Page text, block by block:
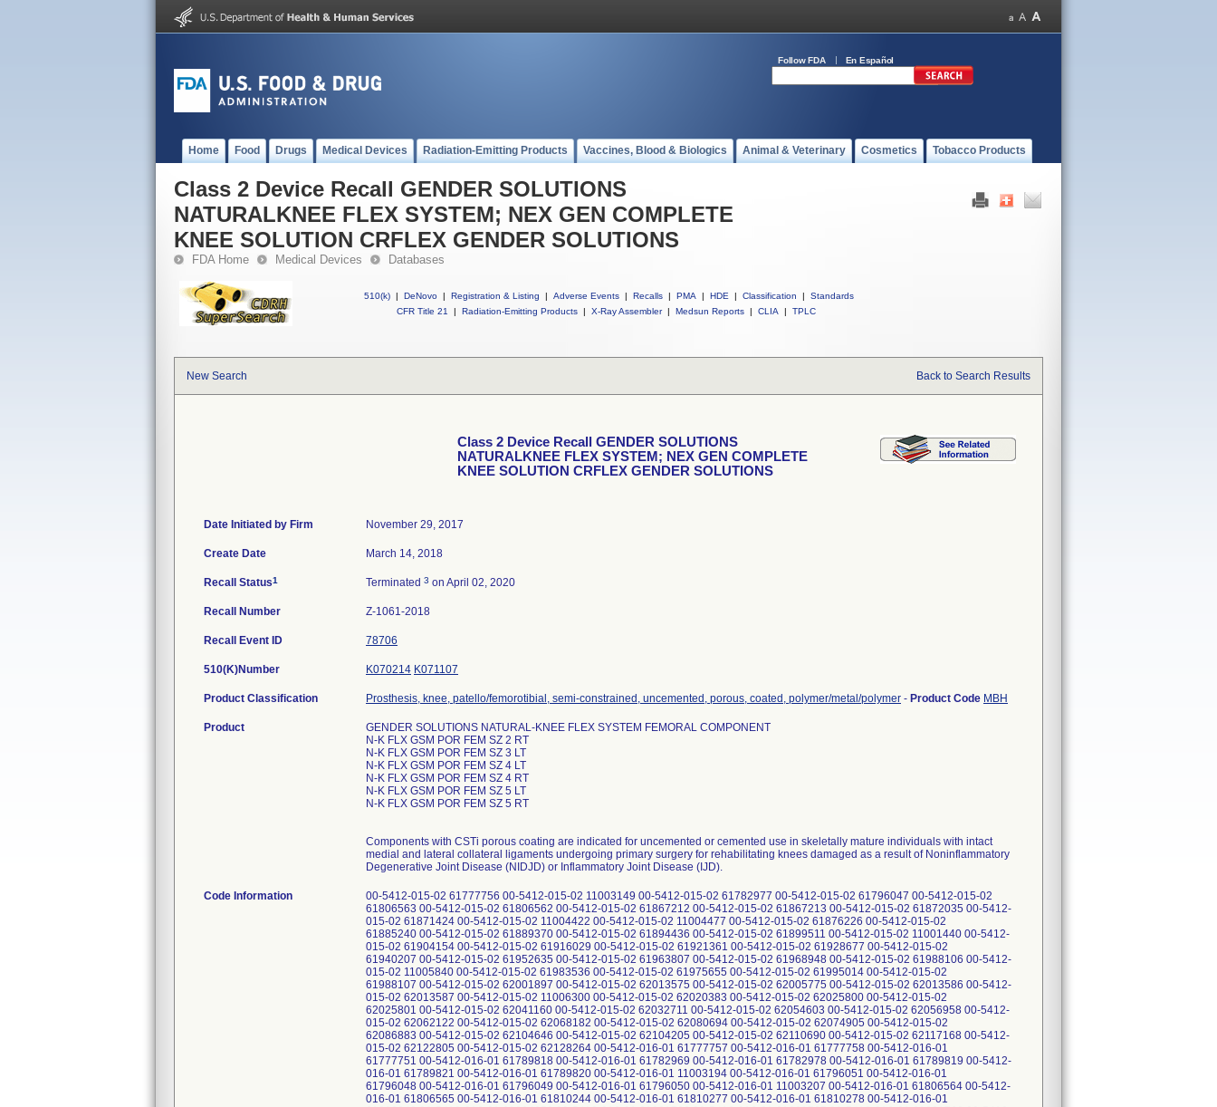
Follow FDA En Español
Home Food Drugs Medical Devices Radiation-Emitting Products Vaccines, Blood & Biologics Animal & Veterinary Cosmetics Tobacco Products
Class 2 Device Recall GENDER SOLUTIONS
NATURALKNEE FLEX SYSTEM; NEX GEN COMPLETE
KNEE SOLUTION CRFLEX GENDER SOLUTIONS
FDA Home Medical Devices Databases
510(k) | DeNovo | Registration & Listing | Adverse Events | Recalls | PMA | HDE | Classification |
Standards
CFR Title 21
| Radiation-Emitting Products | X-Ray Assembler | Medsun Reports | CLIA | TPLC
New Search Back to Search Results
Class 2 Device Recall GENDER SOLUTIONS
NATURALKNEE FLEX SYSTEM; NEX GEN COMPLETE
KNEE SOLUTION CRFLEX GENDER SOLUTIONS
Date Initiated by Firm November 29, 2017
Create Date March 14, 2018
Recall Status1 Terminated 3 on April 02, 2020
Recall Number Z-1061-2018
Recall Event ID 78706
510(K)Number K070214 K071107
Product Classification Prosthesis, knee, patello/femorotibial, semi-constrained, uncemented, porous, coated, polymer/metal/polymer - Product Code MBH
Product
GENDER SOLUTIONS NATURAL-KNEE FLEX SYSTEM FEMORAL COMPONENT
N-K FLX GSM POR FEM SZ 2 RT
N-K FLX GSM POR FEM SZ 3 LT
N-K FLX GSM POR FEM SZ 4 LT
N-K FLX GSM POR FEM SZ 4 RT
N-K FLX GSM POR FEM SZ 5 LT
N-K FLX GSM POR FEM SZ 5 RT
Components with CSTi porous coating are indicated for uncemented or cemented use in skeletally mature individuals with intact
medial and lateral collateral ligaments undergoing primary surgery for rehabilitating knees damaged as a result of Noninflammatory
Degenerative Joint Disease (NIDJD) or Inflammatory Joint Disease (IJD).
Code Information 00-5412-015-02 61777756 00-5412-015-02 11003149 00-5412-015-02 61782977 00-5412-015-02 61796047 00-5412-015-02 61806563 00-5412-015-02 61806562 00-5412-015-02 61867212 00-5412-015-02 61867213 00-5412-015-02 61872035 00-5412-015-02 61871424 00-5412-015-02 11004422 00-5412-015-02 11004477 00-5412-015-02 61876226 00-5412-015-02 61885240 00-5412-015-02 61889370 00-5412-015-02 61894436 00-5412-015-02 61899511 00-5412-015-02 11001440 00-5412-015-02 61904154 00-5412-015-02 61916029 00-5412-015-02 61921361 00-5412-015-02 61928677 00-5412-015-02 61940207 00-5412-015-02 61952635 00-5412-015-02 61963807 00-5412-015-02 61968948 00-5412-015-02 61988106 00-5412-015-02 11005840 00-5412-015-02 61983536 00-5412-015-02 61975655 00-5412-015-02 61995014 00-5412-015-02 61988107 00-5412-015-02 62001897 00-5412-015-02 62013575 00-5412-015-02 62005775 00-5412-015-02 62013586 00-5412-015-02 62013587 00-5412-015-02 11006300 00-5412-015-02 62020383 00-5412-015-02 62025800 00-5412-015-02 62025801 00-5412-015-02 62041160 00-5412-015-02 62032711 00-5412-015-02 62054603 00-5412-015-02 62056958 00-5412-015-02 62062122 00-5412-015-02 62068182 00-5412-015-02 62080694 00-5412-015-02 62074905 00-5412-015-02 62086883 00-5412-015-02 62104646 00-5412-015-02 62104205 00-5412-015-02 62110690 00-5412-015-02 62117168 00-5412-015-02 62122805 00-5412-015-02 62128264 00-5412-016-01 61777757 00-5412-016-01 61777758 00-5412-016-01 61777751 00-5412-016-01 61789818 00-5412-016-01 61782969 00-5412-016-01 61782978 00-5412-016-01 61789819 00-5412-016-01 61789821 00-5412-016-01 61789820 00-5412-016-01 11003194 00-5412-016-01 61796051 00-5412-016-01 61796048 00-5412-016-01 61796049 00-5412-016-01 61796050 00-5412-016-01 11003207 00-5412-016-01 61806564 00-5412-016-01 61806565 00-5412-016-01 61810244 00-5412-016-01 61810277 00-5412-016-01 61810278 00-5412-016-01 61822640 00-5412-016-01 61824650 00-5412-016-01 61831766 00-5412-016-01 61831767 00-5412-016-01 61831768 00-5412-016-01 61831769 00-5412-016-01 61837030 00-5412-016-01 61855584 00-5412-016-01 61858029 00-5412-016-01 61862203 00-5412-016-01 61862254 00-5412-016-01 11004099 00-5412-016-01 61867302 00-5412-016-01 61871426 00-5412-016-01 61871427 00-5412-016-01 61872036 00-5412-016-01 61876227 00-5412-016-01 61876228 00-5412-016-01 61885241 00-5412-016-01 61872037 00-5412-016-01 11004486 00-5412-016-01 11004488 00-5412-016-01 11004571 00-5412-016-01 11004569 00-5412-016-01 61885242 00-5412-016-01 61894438 00-5412-016-01 61889371 00-5412-016-01 61889372 00-5412-016-01 61889373 00-5412-016-01 61894437 00-5412-016-01 61904155 00-5412-016-01 61910532 00-5412-016-01 61899549 00-5412-016-01 61910533 00-5412-016-01 11004855 00-5412-016-01 61916030 00-5412-016-01 61910534 00-5412-016-01 61904156 00-5412-016-01 11004880 00-5412-016-01 11004921 00-5412-016-01 61921362 00-5412-016-01 61921363 00-5412-016-01 61928678 00-5412-016-01 61928679 00-5412-016-01 61933415 00-5412-016-01 61933416 00-5412-016-01 61936720 00-5412-016-01 11005190 00-5412-016-01 11005070 00-5412-016-01 61940208 00-5412-016-01 11005071 00-5412-016-01 61963809 00-5412-016-01 61950171 00-5412-016-01 61952636 00-5412-016-01 61952637 00-5412-016-01 61975656 00-5412-016-01 61958443 00-5412-016-01 61963808 00-5412-016-01 61975657 00-5412-016-01 61958444 00-5412-016-01 61983537 00-5412-016-01 61986587 00-5412-016-01 61988108 00-5412-016-01 61983538 00-5412-016-01 61968949 00-5412-016-01 11005766 00-5412-016-01 61968951 00-5412-016-01 61975660 00-5412-016-01 61975658 00-5412-016-01 61968950 00-5412-016-01 61975659 00-5412-016-01 61991994 00-5412-016-01 61995015 00-5412-016-01 61983550 00-5412-016-01 11005970 00-5412-016-01 61988109 00-5412-016-01 11005971 00-5412-016-01 61995017 00-5412-016-01 61991990 00-5412-016-01 61995016 00-5412-016-01 62001900 00-5412-016-01 62001901 00-5412-016-01 11006008 00-5412-016-01 62001898 00-5412-016-01 11006100 00-5412-016-01 62005777 00-5412-016-01 62005776 00-5412-016-01 62013577 00-5412-016-01 62013576 00-5412-016-01 62013589 00-5412-016-01 62001899 00-5412-016-01 11006234 00-5412-016-01 62013588 00-5412-016-01 62020384 00-5412-016-01 62020386 00-5412-016-01 62020385 00-5412-016-01 62020387 00-5412-016-01 62032712 00-5412-016-01 62032713 00-5412-016-01 11006309 00-5412-016-01 62041161 00-5412-016-01 62041162 00-5412-016-01 62041164 00-5412-016-01 62041163 00-5412-016-01 62046174 00-5412-016-01 62046173 00-5412-016-01 62054604 00-5412-016-01 62054605 00-5412-016-01 62056959 00-5412-016-01 62056961 00-5412-016-01 11006457 00-5412-016-01 62056960 00-5412-016-01 62062123 00-5412-016-01 62062124 00-5412-016-01 62068183 00-5412-016-01 62062125 00-5412-016-01 62074907 00-5412-016-01 62080688 00-5412-016-01 62074906 00-5412-016-01 62074908 00-5412-016-01 62080686 00-5412-016-01 62086884 00-5412-016-01 62080687 00-5412-016-01 62080689 00-5412-016-01 62086885 00-5412-016-01 62092463 00-5412-016-01 62092462 00-5412-016-01 62094870 00-5412-016-01 62103504 00-5412-016-01 11006982 00-5412-016-01 62104181 00-5412-016-01 11007026 00-5412-016-01 62104207 00-5412-016-01 62104207R 00-5412-016-01 62104180 00-5412-016-01 62110691 00-5412-016-01 62110692 00-5412-016-01 62110699 00-5412-016-01 62122806 00-5412-016-01 62128265 00-5412-016-01 62128266 00-5412-016-01 62128267 00-5412-016-01 62132476 00-5412-017-01 61777762 00-5412-017-01 61777761 00-5412-017-01 61782970 00-5412-017-01 61782980 00-5412-017-01 61789827 00-5412-017-01 61789828 00-5412-017-01 61782971 00-5412-017-01 61789826 00-5412-017-01 61789840 00-5412-017-01 61796054 00-5412-017-01 11003172 00-5412-017-01 11003197 00-5412-017-01 61801505 00-5412-017-01 61796055 00-5412-017-01 61801507 00-5412-017-01 61801526 00-5412-017-01 61806570 00-5412-017-01 61810246 00-5412-017-01 11003218 00-5412-017-01 61801506 00-5412-017-01 61801508 00-5412-017-01 61815751 00-5412-017-01 61810281 00-5412-017-01 61810282 00-5412-017-01 61815752 00-5412-017-01 61815753 00-5412-017-01 61824653 00-5412-017-01 61822644 00-5412-017-01 61831774 00-5412-017-01 61824652 00-5412-017-01 61837034 00-5412-017-01 61837035 00-5412-017-01 61871431 00-5412-017-01 61871433 00-5412-017-01 61872040 00-5412-017-01 61867303 00-5412-017-01 61867303R 00-5412-017-01 61885245 00-5412-017-01 61885246 00-5412-017-01 61885247 00-5412-017-01 61876231 00-5412-017-01 11004611 00-5412-017-01 61889376 00-5412-017-01 11004423 00-5412-017-01 61894442 00-5412-017-01 61899513 00-5412-017-01 61894443 00-5412-017-01 61899551 00-5412-017-01 61904159 00-5412-017-01 11004762 00-5412-017-01 61916033 00-5412-017-01 61910535 00-5412-017-01 61910567 00-5412-017-01 61916034 00-5412-017-01 11004927 00-5412-017-01 61916035 00-5412-017-01 11004963 00-5412-017-01 11004964 00-5412-017-01 61921366 00-5412-017-01 61921367 00-5412-017-01 11005044 00-5412-017-01 61940212 00-5412-017-01 61928682 00-5412-017-01 11005301 00-5412-017-01 61936723 00-5412-017-01 61940213 00-5412-017-01 61936722 00-5412-017-01 61950175 00-5412-017-01 61952640 00-5412-017-01 61958448 00-5412-017-01 61975664 00-5412-017-01 61975665 00-5412-017-01 61952641 00-5412-017-01 61963813 00-5412-017-01 61963812 00-5412-017-01 61968955 00-5412-017-01 61986590 00-5412-017-01 61968954 00-5412-017-01 61983542 00-5412-017-01 61991992 00-5412-017-01 61988112 00-5412-017-01 61958447 00-5412-017-01 11005768 00-5412-017-01 61975666 00-5412-017-01 61975667 00-5412-017-01 61983544 00-5412-017-01 61983543 00-5412-017-01 61991996 00-5412-017-01 61983552 00-5412-017-01 61995023 00-5412-017-01 61995022 00-5412-017-01 62001906 00-5412-017-01 62005780 00-5412-017-01 62005805 00-5412-017-01 62005781 00-5412-017-01 62013580 00-5412-017-01 62013581 00-5412-017-01 62013592 00-5412-017-01 62001905 00-5412-017-01 62020393 00-5412-017-01 62020392 00-5412-017-01 62025804 00-5412-017-01 62032716 00-5412-017-01 62032717 00-5412-017-01 62041169 00-5412-017-01 62025803 00-5412-017-01 62041168 00-5412-017-01 62041170 00-5412-017-01 11006518 00-5412-017-01 62054608 00-5412-017-01 62054609 00-5412-017-01 11006585 00-5412-017-01 62056964 00-5412-017-01 62056965 00-5412-017-01 62056965R 00-5412-017-01 62074911 00-5412-017-01 62062131 00-5412-017-01 62062132 00-5412-017-01 62062130 00-5412-017-01 62068188 00-5412-017-01 62068189 00-5412-017-01 62074912 00-5412-017-01 11006765 00-5412-017-01 11006815 00-5412-017-01 62086890 00-5412-017-01 62092467 00-5412-017-01 62080692 00-5412-017-01 62092469 00-5412-017-01 62104647 00-5412-017-01 11007002 00-5412-017-01 62104206 00-5412-017-01 62046178 00-5412-017-01 62092468 00-5412-017-01 62110695 00-5412-017-01 62110696 00-5412-017-01 62080695 00-5412-017-01 62117175 00-5412-017-01 62122808 00-5412-017-01 62128270 00-5412-017-02 61777752 00-5412-017-02 61777763 00-5412-017-02 11003153 00-5412-017-02 61782981 00-5412-017-02 61782982 00-5412-017-02 61789829 00-5412-017-02 61796057 00-5412-017-02 61796057R 00-5412-017-02 61789841 00-5412-017-02 61796056 00-5412-017-02 61801509 00-5412-017-02 61796058 00-5412-017-02 61801510 00-5412-017-02 61801511 00-5412-017-02 61810247 00-5412-017-02 11003217 00-5412-017-02 61810283 00-5412-017-02 61806572 00-5412-017-02 61822645 00-5412-017-02 11003238 00-5412-017-02 61810284 00-5412-017-02 61824655 00-5412-017-02 61822646 00-5412-017-02 61824654 00-5412-017-02 61837036 00-5412-017-02 61837037 00-5412-017-02 61862204 00-5412-017-02 61871437 00-5412-017-02 61872042 00-5412-017-02 61871436 00-5412-017-02 61872041 00-5412-017-02 61885249 00-5412-017-02 11004424 00-5412-017-02 61885250 00-5412-017-02 61889377 00-5412-017-02 61876232 00-5412-017-02 61885248 00-5412-017-02 61894444 00-5412-017-02 61894445 00-5412-017-02 61899514 00-5412-017-02 11004761 00-5412-017-02 11004734 00-5412-017-02 61904160 00-5412-017-02 61899552 00-5412-017-02 61867215 00-5412-017-02 61904161 00-5412-017-02 61910568 00-5412-017-02 61916036 00-5412-017-02 61916037 00-5412-017-02 61921368 00-5412-017-02 61921369 00-5412-017-02 11005011 00-5412-017-02 61928683 00-5412-017-02 61933420 00-5412-017-02 61936724 00-5412-017-02 11005310 00-5412-017-02 11005302 00-5412-017-02 61958450 00-5412-017-